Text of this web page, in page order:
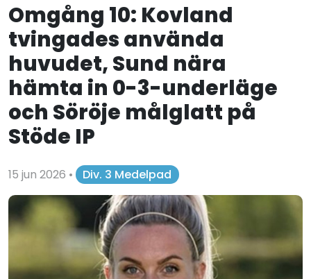
Omgång 10: Kovland
tvingades använda
huvudet, Sund nära
hämta in 0-3-underläge
och Söröje målglatt på
Stöde IP
15 jun 2026 • Div. 3 Medelpad